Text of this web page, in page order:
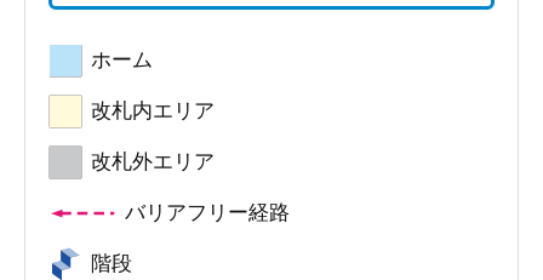
ホーム
改札内エリア
改札外エリア
バリアフリー経路
階段